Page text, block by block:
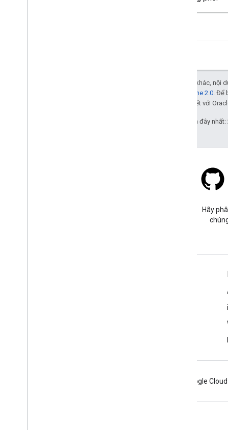
Trừ phi có lưu ý khác, nội
Giấy phép Apache 2.0. Để
các đơn vị liên kết với
Cập nhật lần gần đây
Hãy
Google